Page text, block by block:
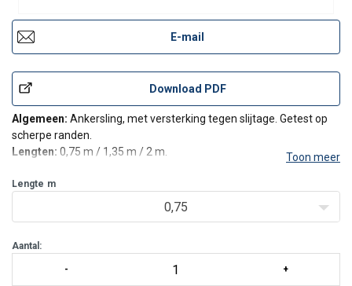
E-mail
Download PDF
Algemeen: Ankersling, met versterking tegen slijtage. Getest op
scherpe randen.
Lengten: 0,75 m / 1,35 m / 2 m.
Max. aantal gebruikers:
Toon meer
Lengte m
0,75
Aantal: